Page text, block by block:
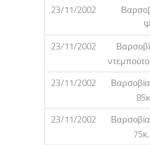
23/11/2002
23/11/2002
23/11/2002
23/11/2002